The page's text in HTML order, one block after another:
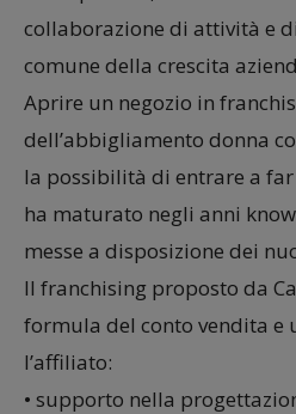
collaborazione di attività e
comune della crescita
Aprire un negozio in
dell’abbigliamento donna
la possibilità di entrare a
ha maturato negli anni
messe a disposizione dei
Il franchising proposto da
formula del conto vendita e
l’affiliato:
• supporto nella